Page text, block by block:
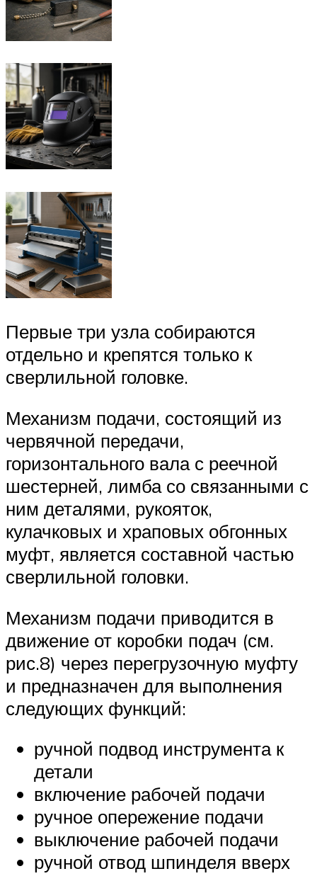
Первые три узла собираются
отдельно и крепятся только к
сверлильной головке.
Механизм подачи, состоящий из
червячной передачи,
горизонтального вала с реечной
шестерней, лимба со связанными с
ним деталями, рукояток,
кулачковых и храповых обгонных
муфт, является составной частью
сверлильной головки.
Механизм подачи приводится в
движение от коробки подач (см.
рис.8) через перегрузочную муфту
и предназначен для выполнения
следующих функций:
ручной подвод инструмента к
детали
включение рабочей подачи
ручное опережение подачи
выключение рабочей подачи
ручной отвод шпинделя вверх